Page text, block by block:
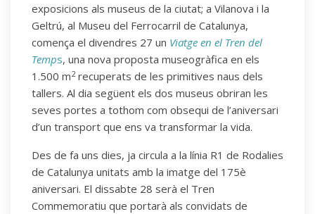
exposicions als museus de la ciutat; a Vilanova i la
Geltrú, al Museu del Ferrocarril de Catalunya,
comença el divendres 27 un Viatge en el Tren del
Temps, una nova proposta museogràfica en els
1.500 m2recuperats de les primitives naus dels
tallers. Al dia següent els dos museus obriran les
seves portes a tothom com obsequi de l’aniversari
d’un transport que ens va transformar la vida.
Des de fa uns dies, ja circula a la línia R1 de Rodalies
de Catalunya unitats amb la imatge del 175è
aniversari. El dissabte 28 serà el Tren
Commemoratiu que portarà als convidats de